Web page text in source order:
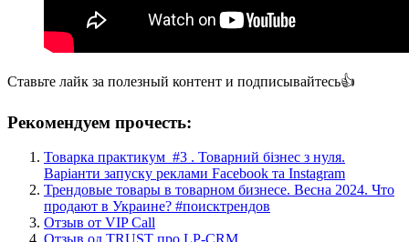
Ставьте лайк за полезный контент и подписывайтесь👍
Рекомендуем прочесть:
Товарка практикум #3 . Товарний бізнес з нуля.
Варіанти запуску реклами Facebook та Instagram
Трендовые товары в товарном бизнесе. Весна 2024. Что
продают в Украине? #поисктрендов
Отзыв от VIP Call